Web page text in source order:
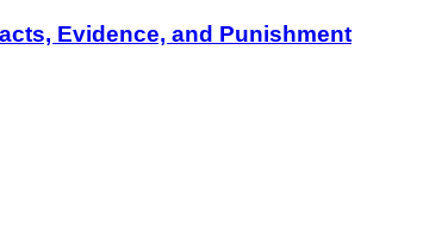
Evidence, and Punishment